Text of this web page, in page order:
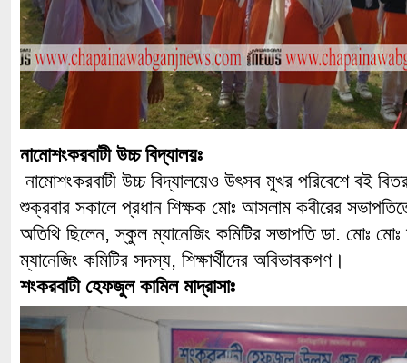
নামোশংকরবাটী উচ্চ বিদ্যালয়ঃ
নামোশংকরবাটী উচ্চ বিদ্যালয়েও উৎসব মুখর পরিবেশে বই
শুক্রবার সকালে প্রধান শিক্ষক মোঃ আসলাম কবীরের
অতিথি ছিলেন, স্কুল ম্যানেজিং কমিটির সভাপতি ডা. মোঃ
ম্যানেজিং কমিটির সদস্য, শিক্ষার্থীদের অবিভাবকগণ।
শংকরবাটী হেফজুল কামিল মাদ্রাসাঃ